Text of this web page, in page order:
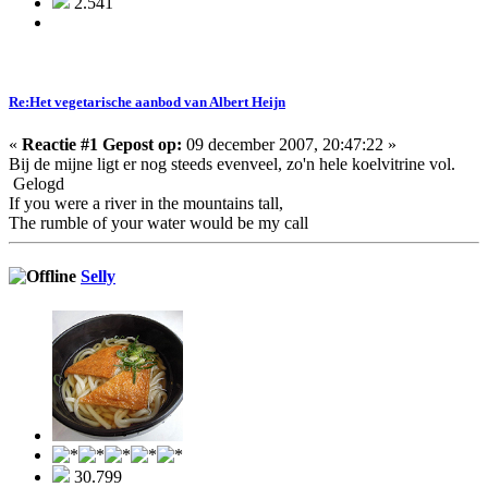
Re:Het vegetarische aanbod van Albert Heijn
« Reactie #1 Gepost op: 09 december 2007, 20:47:22 »
Bij de mijne ligt er nog steeds evenveel, zo'n hele koelvitrine vol.
Gelogd
If you were a river in the mountains tall,
The rumble of your water would be my call
Selly
30.799